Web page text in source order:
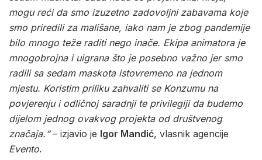
mogu reći da smo izuzetno zadovoljni zabavama koje
smo priredili za mališane, iako nam je zbog pandemije
bilo mnogo teže raditi nego inače. Ekipa animatora je
mnogobrojna i uigrana što je posebno važno jer smo
radili sa sedam maskota istovremeno na jednom
mjestu. Koristim priliku zahvaliti se Konzumu na
povjerenju i odličnoj saradnji te privilegiji da budemo
dijelom jednog ovakvog projekta od društvenog
značaja.“– izjavio je Igor Mandić, vlasnik agencije
Evento.